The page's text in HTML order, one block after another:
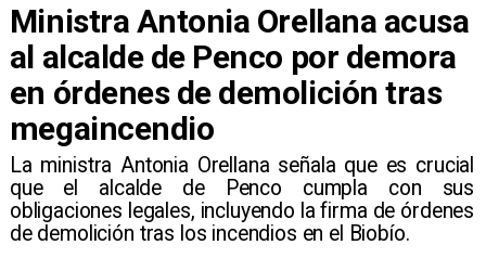
Ministra Antonia Orellana acusa
al alcalde de Penco por demora
en órdenes de demolición tras
megaincendio
La ministra Antonia Orellana señala que es crucial
que el alcalde de Penco cumpla con sus
obligaciones legales, incluyendo la firma de órdenes
de demolición tras los incendios en el Biobío.